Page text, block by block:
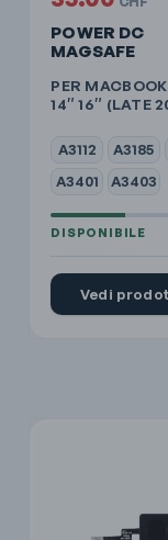
POWER DC
MAGSAFE
PER
14″ 16″ (LATE
A3112 A3185
A3401
A3403
Vedi